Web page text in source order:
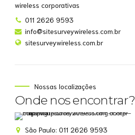
wireless corporativas
011 2626 9593
info@sitesurveywireless.com.br
sitesurveywireless.com.br
Nossas localizações
Onde nos encontrar?
São Paulo: 011 2626 9593